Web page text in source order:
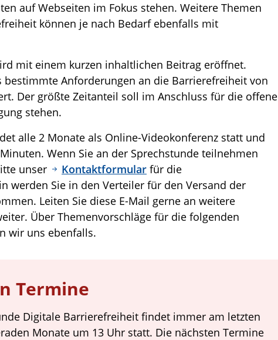
auf Webseiten im Fokus stehen. Weitere Themen
können je nach Bedarf ebenfalls mit
mit einem kurzen inhaltlichen Beitrag eröffnet.
bestimmte Anforderungen an die Barrierefreiheit von
Der größte Zeitanteil soll im Anschluss für die offene
stehen.
alle 2 Monate als Online-Videokonferenz statt und
Wenn Sie an der Sprechstunde teilnehmen
unser
Kontaktformular für die
werden Sie in den Verteiler für den Versand der
Leiten Sie diese E-Mail gerne an weitere
Über Themenvorschläge für die folgenden
wir uns ebenfalls.
Termine
Digitale Barrierefreiheit findet immer am letzten
Monate um 13 Uhr statt. Die nächsten Termine